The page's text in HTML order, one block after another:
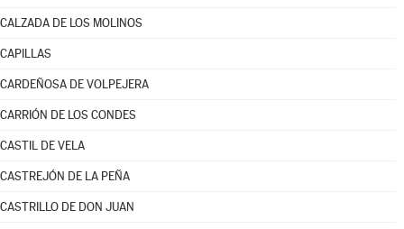
CALZADA DE LOS MOLINOS
CAPILLAS
CARDEÑOSA DE VOLPEJERA
CARRIÓN DE LOS CONDES
CASTIL DE VELA
CASTREJÓN DE LA PEÑA
CASTRILLO DE DON JUAN